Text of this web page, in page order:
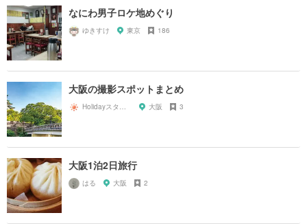
なにわ男子ロケ地めぐり
ゆきすけ 東京 186
大阪の撮影スポットまとめ
大阪 3
大阪1泊2日旅行
はる 大阪 2